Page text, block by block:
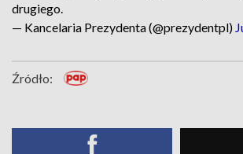
drugiego.
— Kancelaria Prezydenta (@prezydentpl)
Źródło: